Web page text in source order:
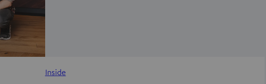
Inside